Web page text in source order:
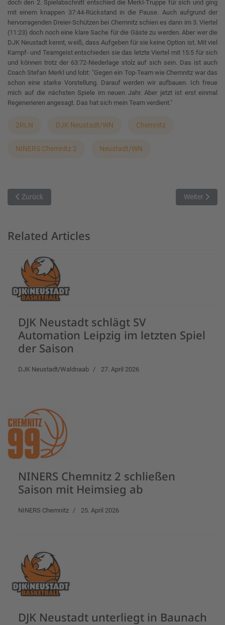
doch den 2. Spielabschnitt entschied die Merkl-Truppe für sich und ging
mit einem knappen 37:44-Rückstand in die Pause. Auch aufgrund der
hervorragenden Dreier-Schützen bei Chemnitz schien es dann im 3. Viertel
(11:23) doch noch eine klare Sache für die Gäste zu werden. Aber wer die
DJK Neustadt kennt, weiß, dass Aufgeben für sie keine Option ist. Mit viel
Kampf- und Teamgeist entschieden sie das letzte Viertel mit 15:5 für sich
und können trotz der 63:72-Niederlage stolz auf sich sein. Das ist auch
Coach Stefan Merkl und lobt: "Gegen ein Top-Team wie Chemnitz war das
schon eine starke Vorstellung. Darauf werden wir aufbauen. Ich freue
mich auf die nächsten Spiele im neuen Jahr. Aber jetzt ist erst einmal
Regenerieren angesagt. Das hat sich mein Team verdient."
2RLN DJK Neustadt/WN Chemnitz
NINERS Chemnitz 2 Neustadt/WN
Vorheriger Beitrag: NINERS Chemnitz 2 siegen bei DJK Neustadt
Zurück Nächster
Weiter
Related Articles
DJK Neustadt schlägt SV
Automation Leipzig im letzten Spiel
der Saison
DJK Neustadt/Waldnaab 27. April 2026
NINERS Chemnitz 2 schließen
Saison mit Heimsieg ab
NINERS Chemnitz 25. April 2026
DJK Neustadt unterliegt in Baunach